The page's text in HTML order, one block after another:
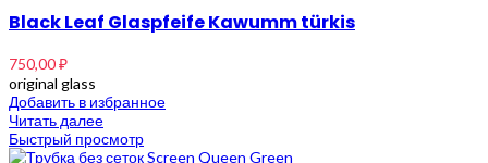
Black Leaf Glaspfeife Kawumm türkis
750,00₽
original glass
Добавить в избранное
Читать далее
Быстрый просмотр